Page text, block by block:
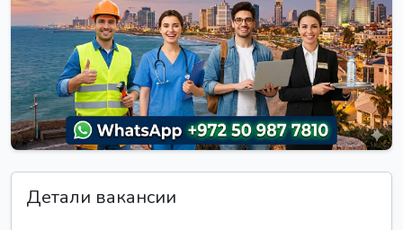
Детали вакансии